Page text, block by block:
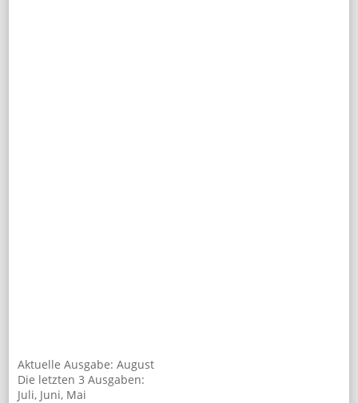
Aktuelle Ausgabe: August
Die letzten 3 Ausgaben:
Juli, Juni, Mai